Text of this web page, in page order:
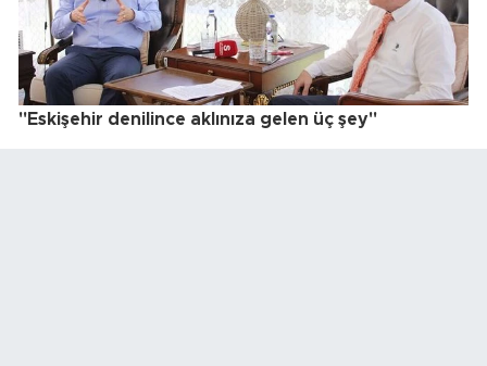
"Eskişehir denilince aklınıza gelen üç şey"